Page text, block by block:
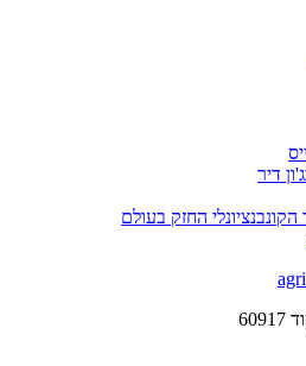
החזק בעולם